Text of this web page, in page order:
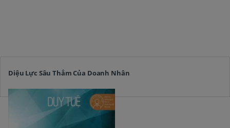
Diệu Lực Sâu Thẳm Của Doanh Nhân